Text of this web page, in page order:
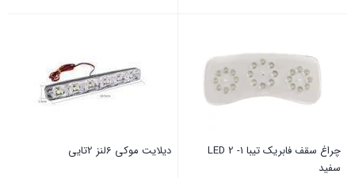
‏چراغ ‏سقف ‏فابریک ‏تیبا ‏1- ‏2 ‏LED
‏سفید
‏دیلایت ‏موکی ‏6لنز ‏2تایی